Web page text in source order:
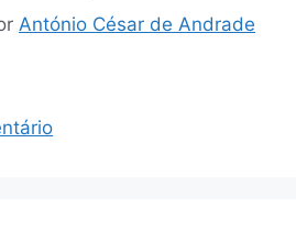
António César de Andrade